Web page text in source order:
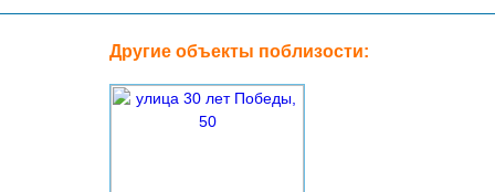
Другие объекты поблизости: